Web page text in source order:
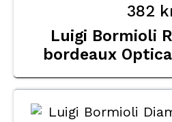
Luigi Bormioli
bordeaux
382